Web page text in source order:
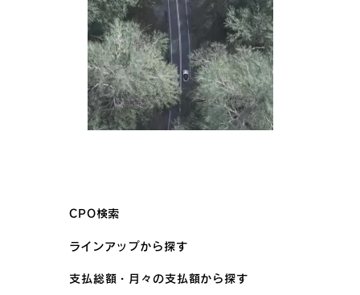
CPO検索
ラインアップから探す
支払総額・月々の支払額から探す